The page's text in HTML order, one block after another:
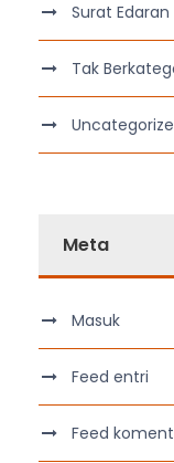
Surat Edaran
Tak
Meta
Masuk
Feed entri
Feed